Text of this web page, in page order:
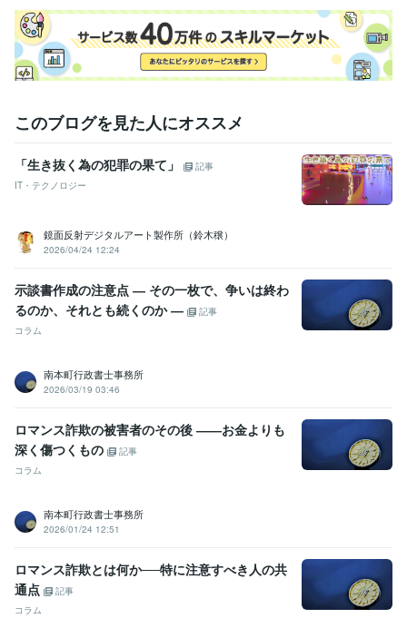
コンサルタント / 経営コンサルタント 経験年数 : 11年
士業・専門職 / 行政書士 経験年数 : 11年
ライフスタイル・その他 / 講師・インストラクター 経験年数 : 20年
職歴
受賞歴
2025年度行政書士試験対策講座 20
26年度行政書士試験対策講座
プログラミング言語・フレームワーク
Google Cloud Platform:5年
ビジネス・クリエイティブツール
WordPress:6年
Google サイト:20年
Google Analytics:7年ChatGPT:2年
Adobe Illustrator:3年
得意分野
ビジネス代行・事務代行 契約書・業務委託契約書・利用規約修正 契
約書・業務委託契約・利用規約作成
契約法務、取引に関するアドバ
NDA
秘密保持 賃貸借
集客・マーケティング相談
学歴
国内大学院 2012年3月 ~ 2014年2月
このブログを見た人にオススメ
「生き抜く為の犯罪の果て」
記事
IT・テクノロジー
鏡面反射デジタルアート製作所（鈴木穣）
2026/04/24 12:24
示談書作成の注意点 ― その一枚で、争いは終わ
るのか、それとも続くのか ―
記事
コラム
南本町行政書士事務所
2026/03/19 03:46
ロマンス詐欺の被害者のその後 ――お金よりも
深く傷つくもの
記事
コラム
南本町行政書士事務所
2026/01/24 12:51
ロマンス詐欺とは何か──特に注意すべき人の共
通点
記事
コラム